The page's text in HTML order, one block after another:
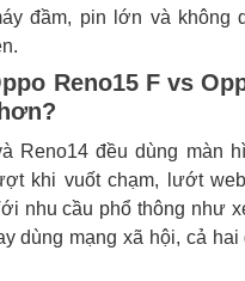
đầm, pin lớn và không
Reno15 F vs
Reno14 đều dùng màn
khi vuốt chạm, lướt
nhu cầu phổ thông như
dùng mạng xã hội, cả